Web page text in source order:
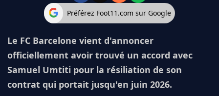
Préférez Foot11.com sur Google
Le FC Barcelone vient d'annoncer
officiellement avoir trouvé un accord avec
Samuel Umtiti pour la résiliation de son
contrat qui portait jusqu'en juin 2026.